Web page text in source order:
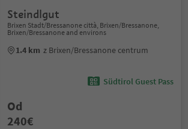
Steindlgut
Brixen Stadt/Bressanone città, Brixen/Bressanone,
Brixen/Bressanone and environs
1.4 km z Brixen/Bressanone centrum
Südtirol Guest Pass
Od
240€